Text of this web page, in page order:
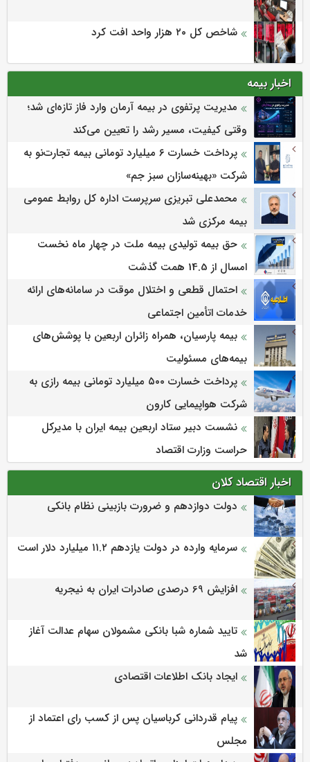
شاخص کل ۲۰ هزار واحد افت کرد
اخبار بیمه
مدیریت پرتفوی در بیمه آرمان وارد فاز تازه‌ای شد؛
وقتی کیفیت، مسیر رشد را تعیین می‌کند
پرداخت خسارت ۶ میلیارد تومانی بیمه تجارت‌نو به
شرکت «بهینه‌سازان سبز جم»
محمدعلی تبریزی سرپرست اداره كل روابط عمومی
بیمه مركزی شد
حق بیمه تولیدی بیمه ملت در چهار ماه نخست
امسال از 14.5 همت گذشت
احتمال قطعی و اختلال موقت در سامانه‌های ارائه
خدمات اتأمین اجتماعی
بیمه پارسیان، همراه زائران اربعین با پوشش‌های
بیمه‌های مسئولیت
پرداخت خسارت ۵۰۰ میلیارد تومانی بیمه رازی به
شرکت هواپیمایی کارون
نشست دبیر ستاد اربعین بیمه ایران با مدیرکل
حراست وزارت اقتصاد
اخبار اقتصاد کلان
دولت دوازدهم و ضرورت بازبینی نظام بانکی
سرمایه وارده در دولت یازدهم ۱۱.۲ میلیارد دلار است
افزایش 69 درصدی صادرات ایران به نیجریه
تایید شماره شبا بانکی مشمولان سهام عدالت آغاز
شد
ایجاد بانک اطلاعات اقتصادی
پیام قدردانی کرباسیان پس از کسب رای اعتماد از
مجلس